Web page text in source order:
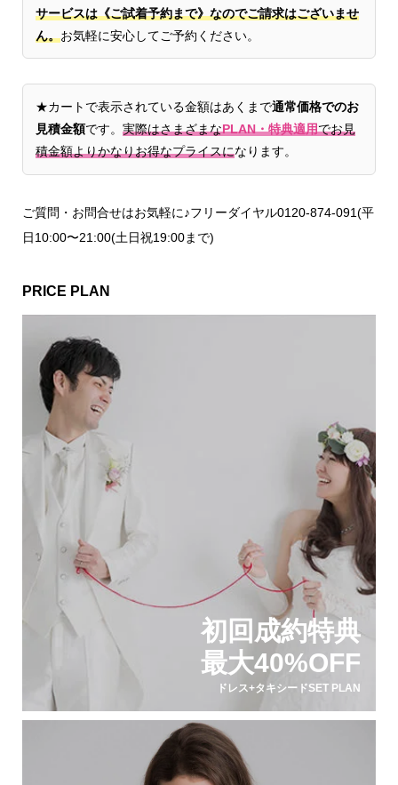
サービスは《ご試着予約まで》なのでご請求はございませ
ん。お気軽に安心してご予約ください。
★カートで表示されている金額はあくまで通常価格でのお
見積金額です。 実際はさまざまなPLAN・特典適用でお見
積金額よりかなりお得なプライスになります。
ご質問・お問合せはお気軽に♪フリーダイヤル0120-874-091(平
日10:00〜21:00(土日祝19:00まで)
PRICE PLAN
初回成約特典
最大40%OFF
ドレス+タキシードSET PLAN